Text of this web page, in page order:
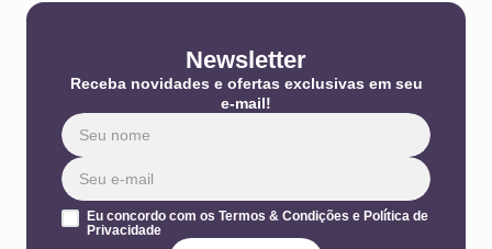
Newsletter
Receba novidades e ofertas exclusivas em seu
e-mail!
Eu concordo com os Termos & Condições e Política de
Privacidade